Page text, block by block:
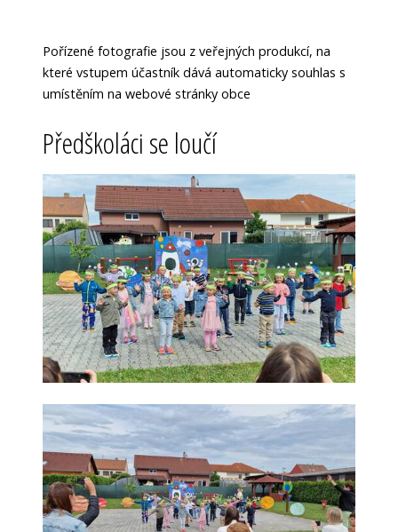
Pořízené fotografie jsou z veřejných produkcí, na
které vstupem účastník dává automaticky souhlas s
umístěním na webové stránky obce
Předškoláci se loučí